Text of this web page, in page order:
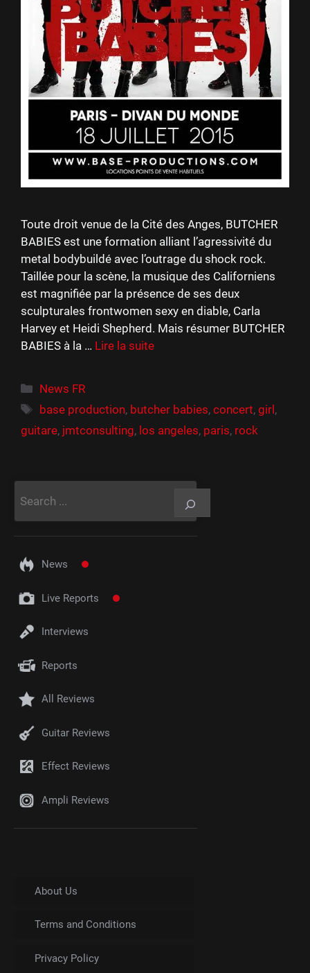
Toute droit venue de la Cité des Anges, BUTCHER
BABIES est une formation alliant l’agressivité du
metal bodybuildé avec l’outrage du shock rock.
Taillée pour la scène, la musique des Californiens
est magnifiée par la présence de ses deux
sculpturales frontwomen sexy en diable, Carla
Harvey et Heidi Shepherd. Mais résumer BUTCHER
BABIES à la … Lire la suite
Catégories
News FR
Étiquettes
base production, butcher babies,concert,girl ,
guitare, jmtconsulting, los angeles, paris, rock
News
Live Reports
Interviews
Reports
All Reviews
Guitar Reviews
Effect Reviews
Ampli Reviews
About Us
Terms and Conditions
Privacy Policy